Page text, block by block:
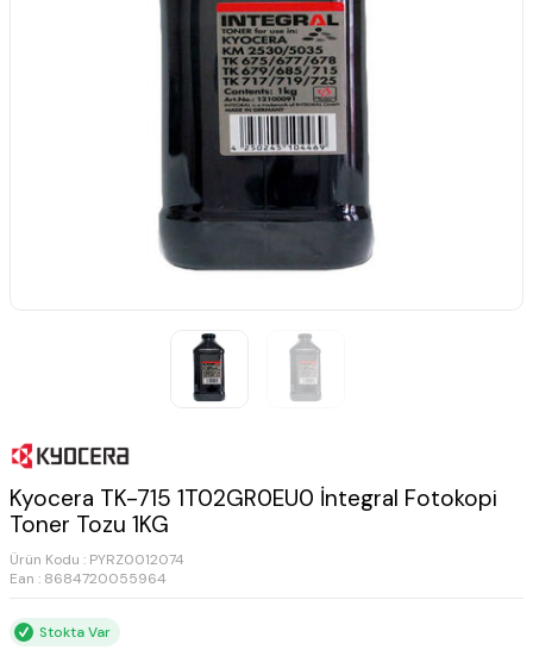
Kyocera TK-715 1T02GR0EU0 İntegral Fotokopi
Toner Tozu 1KG
Ürün Kodu : PYRZ0012074
Ean : 8684720055964
Stokta Var